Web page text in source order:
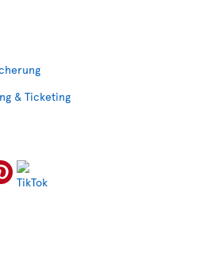
& Ticketing